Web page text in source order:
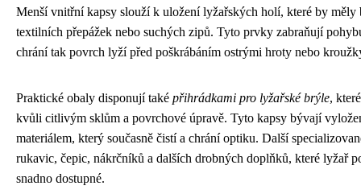
Menší vnitřní kapsy slouží k uložení lyžařských holí, které by
textilních přepážek nebo suchých zipů. Tyto prvky zabraňují
chrání tak povrch lyží před poškrábáním ostrými hroty nebo
Praktické obaly disponují také přihrádkami pro lyžařské brýle,
kvůli citlivým sklům a povrchové úpravě. Tyto kapsy bývají
materiálem, který současně čistí a chrání optiku. Další
rukavic, čepic, nákrčníků a dalších drobných doplňků, které lyžař
snadno dostupné.